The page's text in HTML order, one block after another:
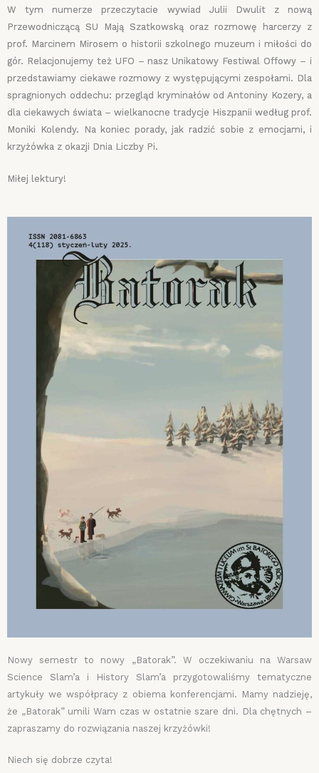
W tym numerze przeczytacie wywiad Julii Dwulit z nową
Przewodniczącą SU Mają Szatkowską oraz rozmowę harcerzy z
prof. Marcinem Mirosem o historii szkolnego muzeum i miłości do
gór. Relacjonujemy też UFO – nasz Unikatowy Festiwal Offowy – i
przedstawiamy ciekawe rozmowy z występującymi zespołami. Dla
spragnionych oddechu: przegląd kryminałów od Antoniny Kozery, a
dla ciekawych świata – wielkanocne tradycje Hiszpanii według prof.
Moniki Kolendy. Na koniec porady, jak radzić sobie z emocjami, i
krzyżówka z okazji Dnia Liczby Pi.
Miłej lektury!
Nowy semestr to nowy „Batorak”. W oczekiwaniu na Warsaw
Science Slam’a i History Slam’a przygotowaliśmy tematyczne
artykuły we współpracy z obiema konferencjami. Mamy nadzieję,
że „Batorak” umili Wam czas w ostatnie szare dni. Dla chętnych –
zapraszamy do rozwiązania naszej krzyżówki!
Niech się dobrze czyta!